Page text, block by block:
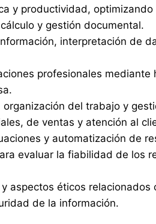
y productividad,
y gestión documental.
interpretación de
profesionales
del trabajo y
de ventas y atención al
y automatización de
evaluar la fiabilidad de los
aspectos éticos
de la información.